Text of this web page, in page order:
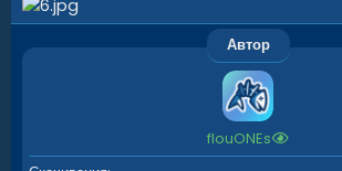
Автор
flouONEs